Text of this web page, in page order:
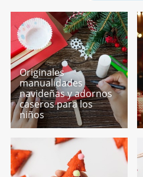
Originales
manualidades
navideñas y adornos
caseros para los
niños